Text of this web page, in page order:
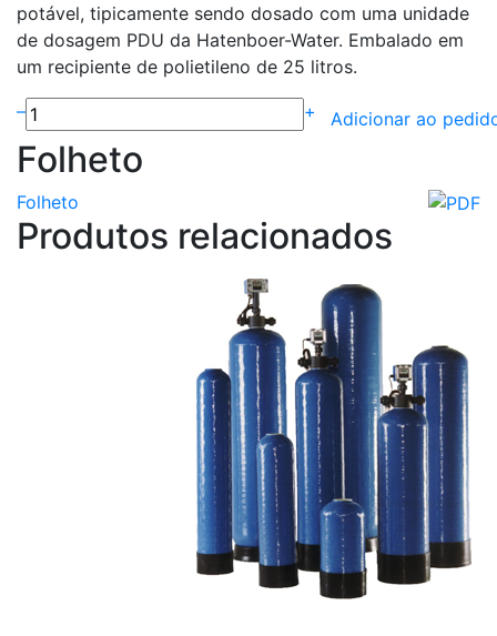
potável, tipicamente sendo dosado com uma unidade
de dosagem PDU da Hatenboer-Water. Embalado em
um recipiente de polietileno de 25 litros.
–
+ Adicionar ao
Folheto
Folheto
Produtos relacionados